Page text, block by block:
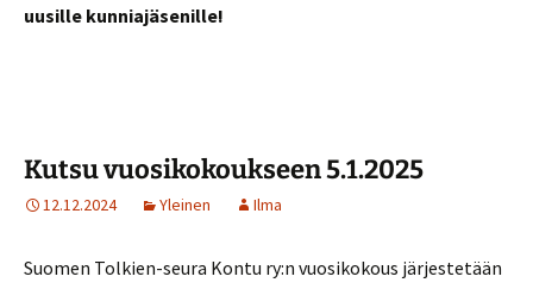
uusille kunniajäsenille!
Kutsu vuosikokoukseen 5.1.2025
12.12.2024 Yleinen Ilma
Suomen Tolkien-seura Kontu ry:n vuosikokous järjestetään